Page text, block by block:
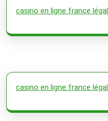
casino en ligne france légal
casino en ligne france légal